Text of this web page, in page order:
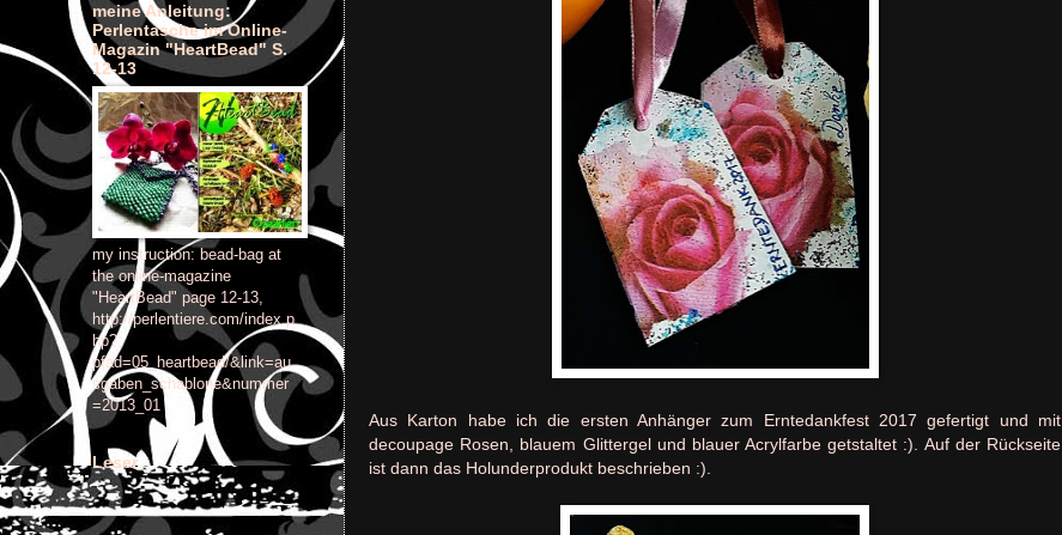
Aus Karton habe ich die ersten Anhänger zum Erntedankfest 2017 gefertigt und mit
decoupage Rosen, blauem Glittergel und blauer Acrylfarbe getstaltet :). Auf der Rückseite
ist dann das Holunderprodukt beschrieben :).
meine Anleitung:
Perlentasche im Online-
Magazin "HeartBead" S.
12-13
my instruction: bead-bag at
the online-magazine
"HeartBead" page 12-13,
http://perlentiere.com/index.p
hp?
pfad=05_heartbead/&link=au
sgaben_schablone&nummer
=2013_01
Leser